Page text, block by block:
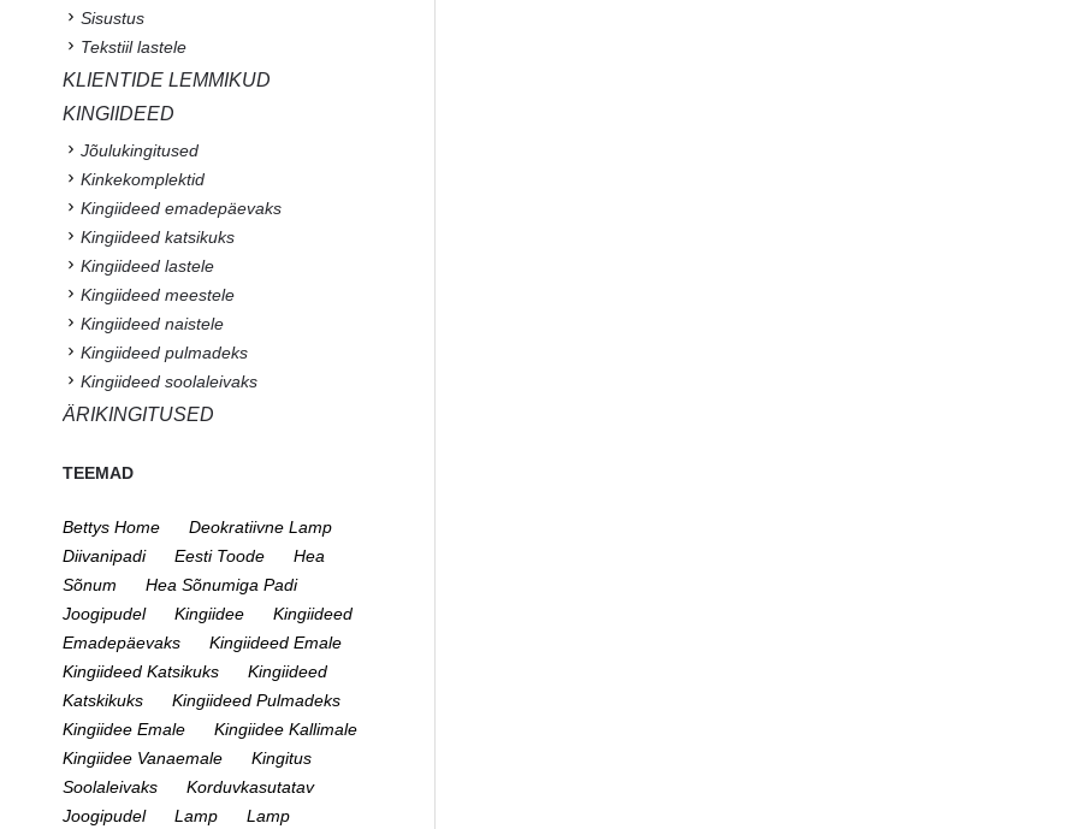
Sisustus
Tekstiil lastele
KLIENTIDE LEMMIKUD
KINGIIDEED
Jõulukingitused
Kinkekomplektid
Kingiideed emadepäevaks
Kingiideed katsikuks
Kingiideed lastele
Kingiideed meestele
Kingiideed naistele
Kingiideed pulmadeks
Kingiideed soolaleivaks
ÄRIKINGITUSED
TEEMAD
Bettys Home
Deokratiivne Lamp
Diivanipadi
Eesti Toode
Hea
Sõnum
Hea Sõnumiga Padi
Joogipudel
Kingiidee
Kingiideed
Emadepäevaks
Kingiideed Emale
Kingiideed Katsikuks
Kingiideed
Katskikuks
Kingiideed Pulmadeks
Kingiidee Emale
Kingiidee Kallimale
Kingiidee Vanaemale
Kingitus
Soolaleivaks
Korduvkasutatav
Joogipudel
Lamp
Lamp